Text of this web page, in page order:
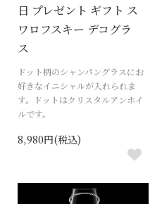
日 プレゼント ギフト ス
ワロフスキー デコグラ
ス
ドット柄のシャンパングラスにお
好きなイニシャルが入れられま
す。ドットはクリスタルアンホイ
ルです。
8,980円(税込)